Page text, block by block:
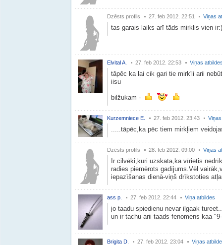
Dzēsts profils 27. feb 2012. 22:51 Viņas
tas garais laiks arī tāds mirklis vien ir:)
Elvital A. 27. feb 2012. 22:53 Viņas
tāpēc ka lai cik gari tie mirk'li arii
iisu
bilžukam -
Kurzemniece E. 27. feb 2012. 23:43
.....tāpēc,ka pēc tiem mirkļiem
Dzēsts profils 28. feb 2012. 09:00 Viņas
Ir cilvēki,kuri uzskata,ka vīrietis
radies piemērots gadījums.Vēl
iepazīšanas dienā-viņš drīkstoties
ass p. 27. feb 2012. 22:44 Viņa atbildes
jo taadu spiedienu nevar ilgaak
un ir tachu arii taads fenomens kaa
Brigita D. 27. feb 2012. 23:04 Viņas